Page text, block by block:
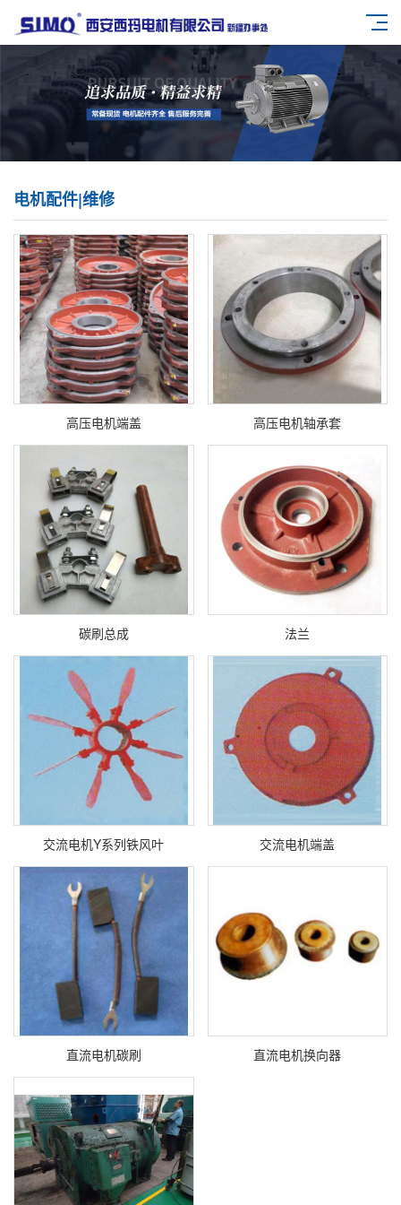
电机配件|维修
高压电机端盖 高压电机轴承套
碳刷总成 法兰
交流电机Y系列铁风叶 交流电机端盖
直流电机碳刷 直流电机换向器